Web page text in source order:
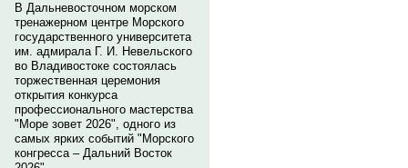
В Дальневосточном морском
тренажерном центре Морского
государственного университета
им. адмирала Г. И. Невельского
во Владивостоке состоялась
торжественная церемония
открытия конкурса
профессионального мастерства
"Море зовет 2026", одного из
самых ярких событий "Морского
конгресса – Дальний Восток